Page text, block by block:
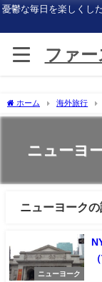
憂鬱な毎日を楽しくし
ファ
ホーム 海外旅行
ニューヨ
ニューヨーク
ニューヨーク